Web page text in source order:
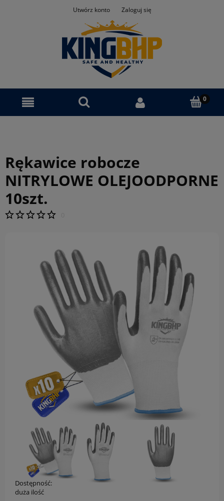
Utwórz konto Zaloguj się
Rękawice robocze
NITRYLOWE OLEJOODPORNE
10szt.
Dostępność:
duża ilość